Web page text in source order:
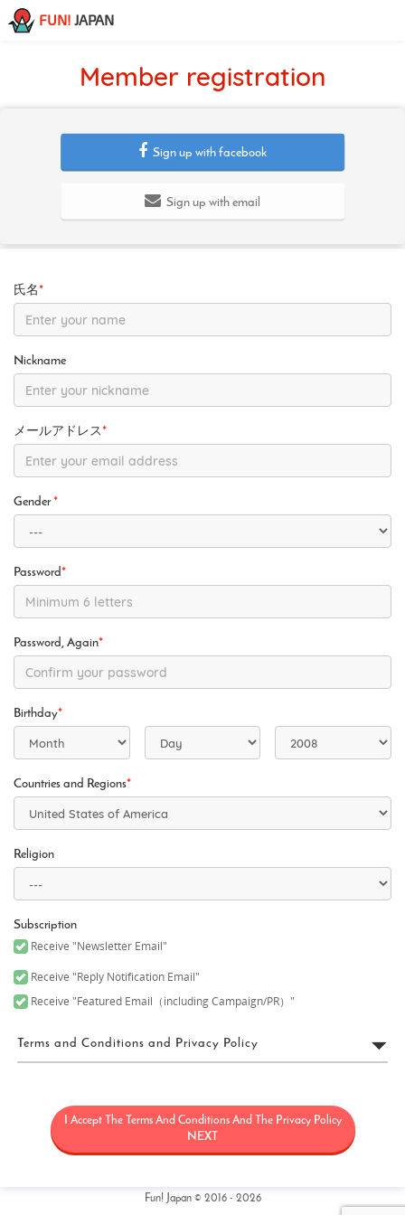
FUN! JAPAN
Member registration
Sign up with facebook
Sign up with email
氏名 *
Nickname
メールアドレス *
Gender *
Password*
Password, Again*
Birthday*
Countries and Regions*
Religion
Subscription
Receive "Newsletter Email"
Receive "Reply Notification Email"
Receive "Featured Email（including Campaign/PR）"
Terms and Conditions and Privacy Policy
「FUN! JAPAN」とは、日本に関する情報（観光・製品・サービス
など）を紹介することにより日本に対する関心を高めることを目
的として、Fun! Japanウェブサイト（理由の如何を問わず後日改定
含むサービス、本サイト上で提供されるサービス（情報提供及び
I Accept The Terms And Conditions And The Privacy Policy
NEXT
Fun! Japan © 2016 - 2026